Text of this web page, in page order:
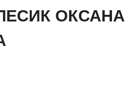
ОКСАНА